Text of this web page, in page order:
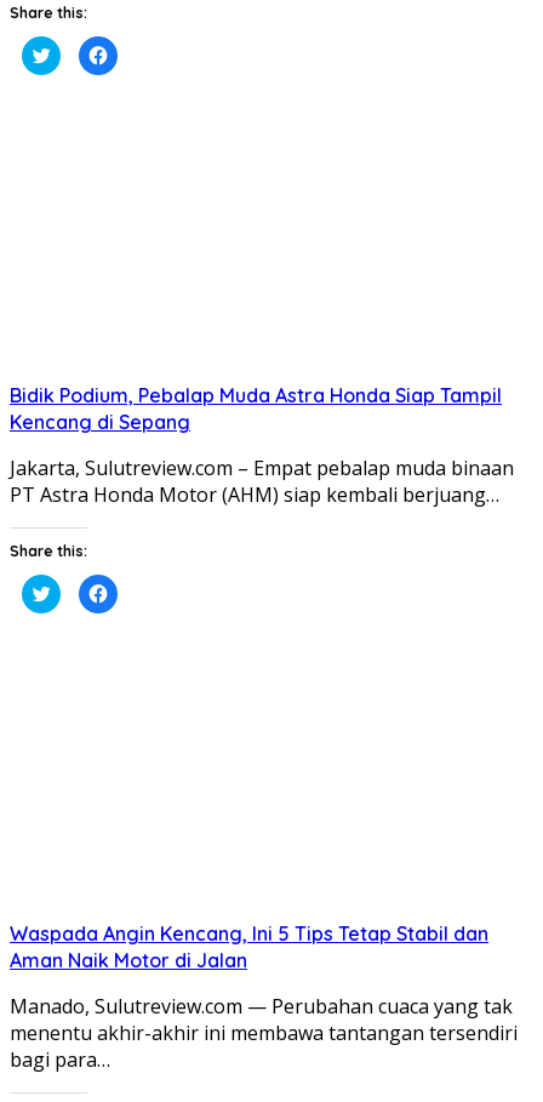
Share this:
Klik
untuk
berbagi
Klik
untuk
Bidik Podium, Pebalap Muda Astra Honda Siap Tampil
Kencang di Sepang
​Jakarta, Sulutreview.com – Empat pebalap muda binaan
PT Astra Honda Motor (AHM) siap kembali berjuang…
Share this:
Klik
untuk
berbagi
Klik
untuk
Waspada Angin Kencang, Ini 5 Tips Tetap Stabil dan
Aman Naik Motor di Jalan
Manado, Sulutreview.com — Perubahan cuaca yang tak
menentu akhir-akhir ini membawa tantangan tersendiri
bagi para…